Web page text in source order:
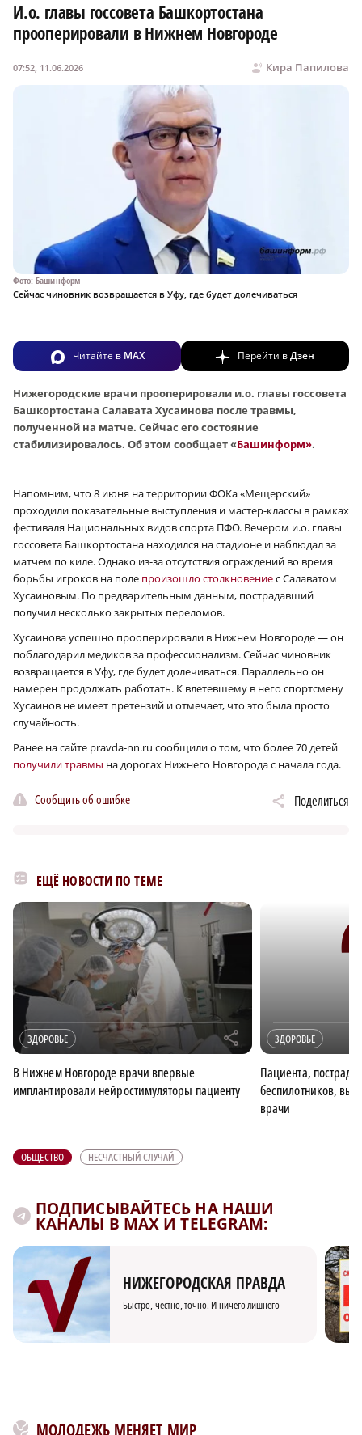
И.о. главы госсовета Башкортостана
прооперировали в Нижнем Новгороде
Кира Папилова
07:52, 11.06.2026
Фото: Башинформ
Сейчас чиновник возвращается в Уфу, где будет долечиваться
Читайте в MAX Перейти вДзен
Нижегородские врачи прооперировали и.о. главы госсовета
Башкортостана Салавата Хусаинова после травмы,
полученной на матче. Сейчас его состояние
стабилизировалось. Об этом сообщает «Башинформ».
Напомним, что 8 июня на территории ФОКа «Мещерский»
проходили показательные выступления и мастер-классы в рамках
фестиваля Национальных видов спорта ПФО. Вечером и.о. главы
госсовета Башкортостана находился на стадионе и наблюдал за
матчем по киле. Однако из-за отсутствия ограждений во время
борьбы игроков на поле произошло столкновениес Салаватом
Хусаиновым. По предварительным данным, пострадавший
получил несколько закрытых переломов.
Хусаинова успешно прооперировали в Нижнем Новгороде — он
поблагодарил медиков за профессионализм. Сейчас чиновник
возвращается в Уфу, где будет долечиваться. Параллельно он
намерен продолжать работать. К влетевшему в него спортсмену
Хусаинов не имеет претензий и отмечает, что это была просто
случайность.
Ранее на сайте pravda-nn.ru сообщили о том, что более 70 детей
получили травмы на дорогах Нижнего Новгорода с начала года.
Сообщить об ошибке Поделиться
ЕЩЁ НОВОСТИ ПО ТЕМЕ
ЗДОРОВЬЕ r
В Нижнем Новгороде врачи впервые
имплантировали нейростимуляторы пациенту
ЗДОРОВЬЕ
Пациента,
беспилотников,
врачи
ОБЩЕСТВО НЕСЧАСТНЫЙ СЛУЧАЙ
ПОДПИСЫВАЙТЕСЬ НА НАШИ
КАНАЛЫ В MAX И TELEGRAM:
НИЖЕГОРОДСКАЯ ПРАВДА
Быстро, честно, точно. И ничего лишнего
МОЛОДЕЖЬ МЕНЯЕТ МИР